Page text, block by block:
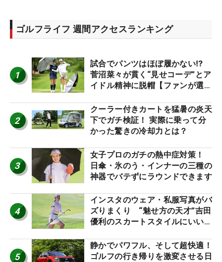
ゴルフライフ 週間アクセスランキング
1
試合でパンツはほぼ履かない⁉
菅沼菜々が貫く“見せコーデ”とア
イドル精神に脱帽【ファンが選ぶ
2
クーラー付きカートを猛暑の炎天
下でガチ検証！ 実際に乗って分
かった驚きの冷却力とは？
3
女子プロのガチの熱中症対策！
日傘・氷のう・インナーの三種の
神器でバテずにラウンドできます
4
インスタのウェア・私服写真がバ
ズりまくり “魅せ方の天才”吉田
優利のスカートスタイルにいい
5
静かでパワフル、そして超快適！
ゴルフの行き帰りを激変させる日